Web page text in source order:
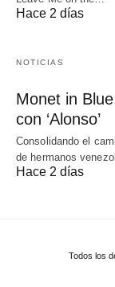
Hace 2 días
NOTICIAS
Monet in
con ‘Alonso’
Consolidando el
de hermanos
Hace 2 días
Todos los